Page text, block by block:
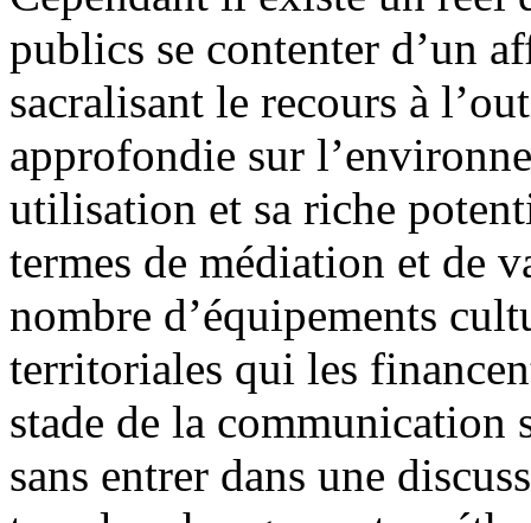
publics se contenter d’un
sacralisant le recours à
approfondie sur
utilisation et sa riche
termes de médiation et de
nombre d’équipements
territoriales qui les
stade de la communication
sans entrer dans une